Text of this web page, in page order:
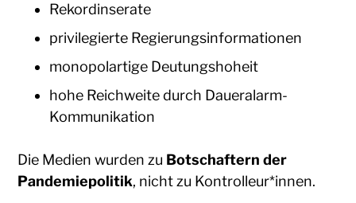
Rekordinserate
privilegierte Regierungsinformationen
monopolartige Deutungshoheit
hohe Reichweite durch Daueralarm-
Kommunikation
Die Medien wurden zu Botschaftern der
Pandemiepolitik, nicht zu Kontrolleur*innen.